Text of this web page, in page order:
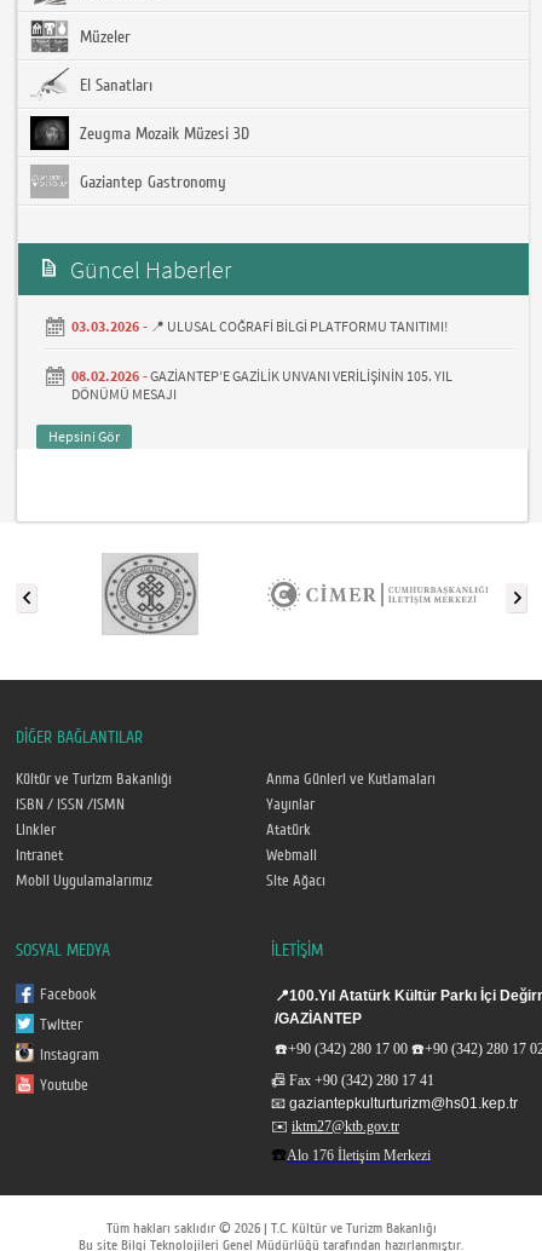
Müzeler
El Sanatları
Zeugma Mozaik Müzesi 3D
Gaziantep Gastronomy
Güncel Haberler
03.03.2026 - 📍 ULUSAL COĞRAFİ BİLGİ PLATFORMU TANITIMI!
08.02.2026 -GAZİANTEP’E GAZİLİK UNVANI VERİLİŞİNİN 105. YIL
DÖNÜMÜ MESAJI
Hepsini Gör
DİĞER BAĞLANTILAR
Kültür ve Turizm Bakanlığı
Anma Günleri ve Kutlamaları
ISBN / ISSN /ISMN
Yayınlar
Linkler
Atatürk
Intranet
Webmail
Mobil Uygulamalarımız
Site Ağacı
SOSYAL MEDYA
Facebook
Twitter
Instagram
Youtube
İLETİŞİM
📍100.Yıl Atatürk Kültür Parkı İçi
/GAZİANTEP
☎️+90 (342) 280 17 00 ☎️+90 (342) 280 17
📠 Fax +90 (342) 280 17 41
📧 gaziantepkulturturizm@hs01.kep.tr
✉️ iktm27@ktb.gov.tr
☎️Alo 176 İletişim Merkezi
Tüm hakları saklıdır © 2026 | T.C. Kültür ve Turizm Bakanlığı
Bu site Bilgi Teknolojileri Genel Müdürlüğü tarafından hazırlanmıştır.